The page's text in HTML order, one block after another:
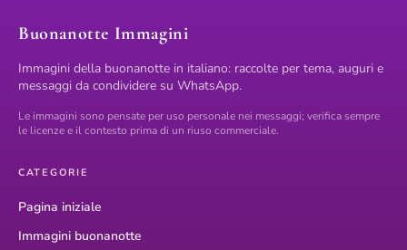
Buonanotte Immagini
Immagini della buonanotte in italiano: raccolte per tema, auguri e
messaggi da condividere su WhatsApp.
Le immagini sono pensate per uso personale nei messaggi; verifica sempre
le licenze e il contesto prima di un riuso commerciale.
CATEGORIE
Pagina iniziale
Immagini buonanotte